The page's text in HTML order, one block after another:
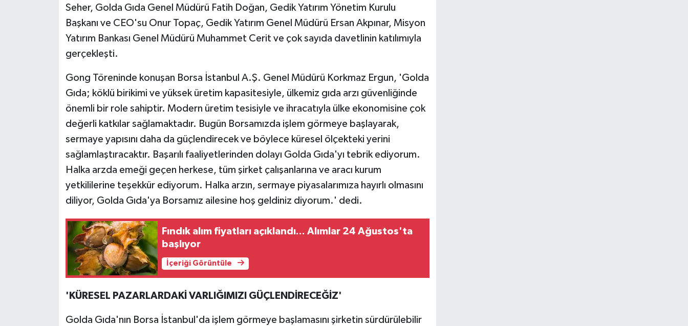
Seher, Golda Gıda Genel Müdürü Fatih Doğan, Gedik Yatırım Yönetim Kurulu
Başkanı ve CEO'su Onur Topaç, Gedik Yatırım Genel Müdürü Ersan Akpınar, Misyon
Yatırım Bankası Genel Müdürü Muhammet Cerit ve çok sayıda davetlinin katılımıyla
gerçekleşti.
Gong Töreninde konuşan Borsa İstanbul A.Ş. Genel Müdürü Korkmaz Ergun, 'Golda
Gıda; köklü birikimi ve yüksek üretim kapasitesiyle, ülkemiz gıda arzı güvenliğinde
önemli bir role sahiptir. Modern üretim tesisiyle ve ihracatıyla ülke ekonomisine çok
değerli katkılar sağlamaktadır. Bugün Borsamızda işlem görmeye başlayarak,
sermaye yapısını daha da güçlendirecek ve böylece küresel ölçekteki yerini
sağlamlaştıracaktır. Başarılı faaliyetlerinden dolayı Golda Gıda'yı tebrik ediyorum.
Halka arzda emeği geçen herkese, tüm şirket çalışanlarına ve aracı kurum
yetkililerine teşekkür ediyorum. Halka arzın, sermaye piyasalarımıza hayırlı olmasını
diliyor, Golda Gıda'ya Borsamız ailesine hoş geldiniz diyorum.' dedi.
Fındık alım fiyatları açıklandı... Alımlar 24 Ağustos'ta
başlıyor
İçeriği Görüntüle
'KÜRESEL PAZARLARDAKİ VARLIĞIMIZI GÜÇLENDİRECEĞİZ'
Golda Gıda'nın Borsa İstanbul'da işlem görmeye başlamasını şirketin sürdürülebilir